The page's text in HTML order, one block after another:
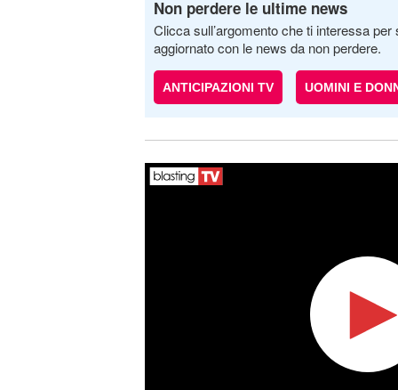
Non perdere le ultime news
Clicca sull’argomento che ti interessa
aggiornato con le news da non perdere.
ANTICIPAZIONI TV UOMINI E